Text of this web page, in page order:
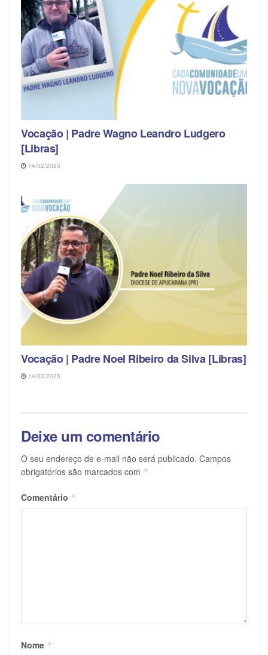
Vocação | Padre Wagno Leandro Ludgero
[Libras]
14/02/2025
Vocação | Padre Noel Ribeiro da Silva [Libras]
14/02/2025
Deixe um comentário
O seu endereço de e-mail não será publicado. Campos
obrigatórios são marcados com *
Comentário *
Nome *